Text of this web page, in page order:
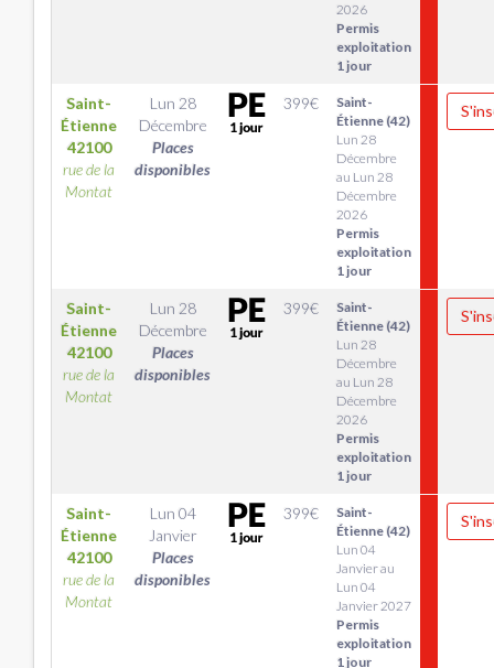
2026
Permis
exploitation
1 jour
Saint-
Étienne
42100
rue de la
Montat
Lun 28
Décembre
Places
disponibles
399€
Saint-
Étienne (42)
Lun 28
Décembre
au Lun 28
Décembre
2026
Permis
exploitation
1 jour
Saint-
Étienne
42100
rue de la
Montat
Lun 28
Décembre
Places
disponibles
399€
Saint-
Étienne (42)
Lun 28
Décembre
au Lun 28
Décembre
2026
Permis
exploitation
1 jour
Saint-
Étienne
42100
rue de la
Montat
Lun 04
Janvier
Places
disponibles
399€
Saint-
Étienne (42)
Lun 04
Janvier au
Lun 04
Janvier 2027
Permis
exploitation
1 jour